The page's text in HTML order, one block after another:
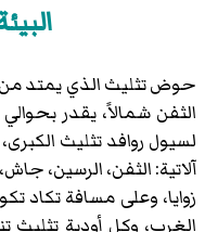
حوض تثليثالذي يمتد
الثفن
لسيول روافد تثليث
آلاتية: الثفن، الرسين،
زوايا، وعلى مسافة تكاد
الغرب، وكل أودية تثليث